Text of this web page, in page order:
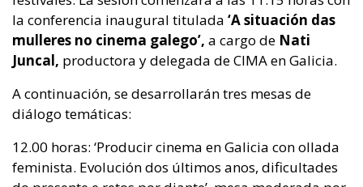
la conferencia inaugural titulada ‘A situación das
mulleres no cinema galego’, a cargo de Nati
Juncal, productora y delegada de CIMA en Galicia.
A continuación, se desarrollarán tres mesas de
diálogo temáticas:
12.00 horas: ‘Producir cinema en Galicia con ollada
feminista. Evolución dos últimos anos, dificultades